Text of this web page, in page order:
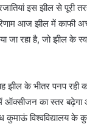
इस झील से पूरी
आज झील में काफी
रहा है, जो झील के
झील के भीतर पनप
ऑक्सीजन का स्तर बढ़ेगा
कुमाऊं विश्वविद्यालय के